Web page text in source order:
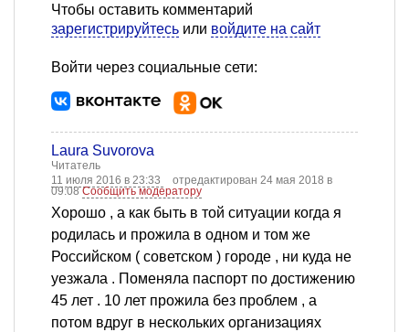
Чтобы оставить комментарий
зарегистрируйтесь или войдите на сайт
Войти через социальные сети:
Laura Suvorova
Читатель
11 июля 2016 в 23:33
отредактирован 24 мая 2018 в
09:08Сообщить модератору
Хорошо , а как быть в той ситуации когда я
родилась и прожила в одном и том же
Российском ( советском ) городе , ни куда не
уезжала . Поменяла паспорт по достижению
45 лет . 10 лет прожила без проблем , а
потом вдруг в нескольких организациях